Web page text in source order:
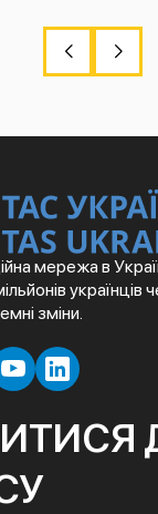
мережа в
українців
зміни.